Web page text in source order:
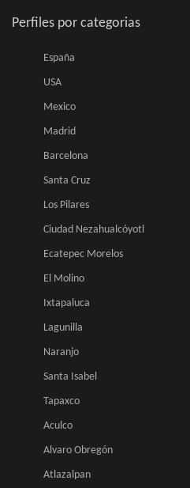
Perfiles por categorias
España
USA
Mexico
Madrid
Barcelona
Santa Cruz
Los Pilares
Ciudad Nezahualcóyotl
Ecatepec Morelos
El Molino
Ixtapaluca
Lagunilla
Naranjo
Santa Isabel
Tapaxco
Aculco
Alvaro Obregón
Atlazalpan